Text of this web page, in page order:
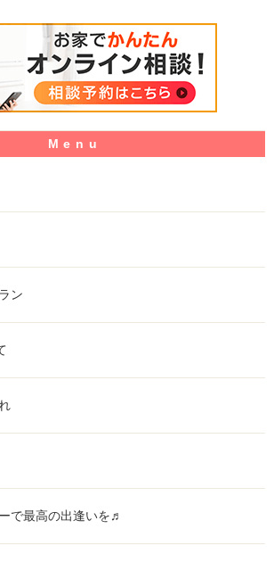
ン
で最高の出逢いを♬